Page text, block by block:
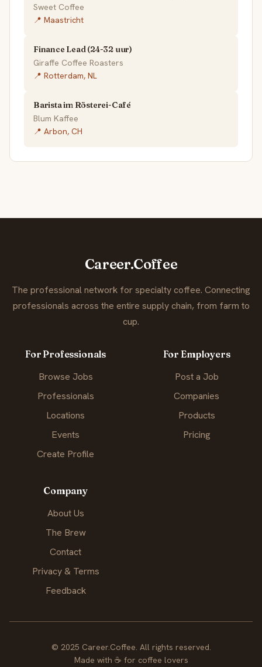
Sweet Coffee
📍 Maastricht
Finance Lead (24-32 uur)
Giraffe Coffee Roasters
📍 Rotterdam, NL
Barista im Rösterei-Café
Blum Kaffee
📍 Arbon, CH
Career.Coffee
The professional network for specialty coffee. Connecting
professionals across the entire supply chain, from farm to
cup.
For Professionals
Browse Jobs
Professionals
Locations
Events
Create Profile
For Employers
Post a Job
Companies
Products
Pricing
Company
About Us
The Brew
Contact
Privacy & Terms
Feedback
© 2025 Career.Coffee. All rights reserved.
Made with ☕ for coffee lovers